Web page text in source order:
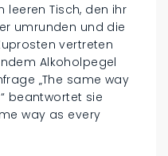
leeren Tisch, den ihr
umrunden und die
vertreten
Alkoholpegel
„The same way
beantwortet sie
way as every